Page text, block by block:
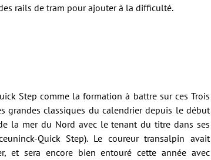
rails de tram pour ajouter à la difficulté.
Step comme la formation à battre sur ces Trois
grandes classiques du calendrier depuis le début
la mer du Nord avec le tenant du titre dans ses
Quick Step). Le coureur transalpin avait
et sera encore bien entouré cette année avec